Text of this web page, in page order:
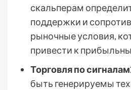
скальперам
поддержки и
рыночные условия,
привести к
Торговля по сигналам
быть генерируемы